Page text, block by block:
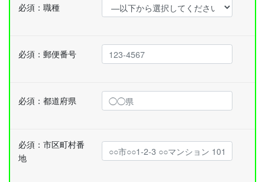
必須： 職種
必須： 郵便番号
必須： 都道府県
必須： 市区町村番
地